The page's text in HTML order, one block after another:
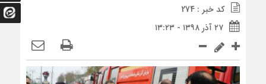
کد خبر : 274
۲۷ آذر ۱۳۹۸ - ۱۳:۲۳